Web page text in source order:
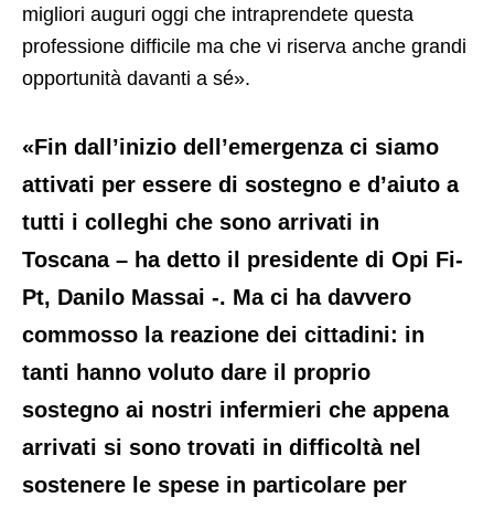
migliori auguri oggi che intraprendete questa
professione difficile ma che vi riserva anche grandi
opportunità davanti a sé».
«Fin dall’inizio dell’emergenza ci siamo
attivati per essere di sostegno e d’aiuto a
tutti i colleghi che sono arrivati in
Toscana – ha detto il presidente di Opi Fi-
Pt, Danilo Massai -. Ma ci ha davvero
commosso la reazione dei cittadini: in
tanti hanno voluto dare il proprio
sostegno ai nostri infermieri che appena
arrivati si sono trovati in difficoltà nel
sostenere le spese in particolare per